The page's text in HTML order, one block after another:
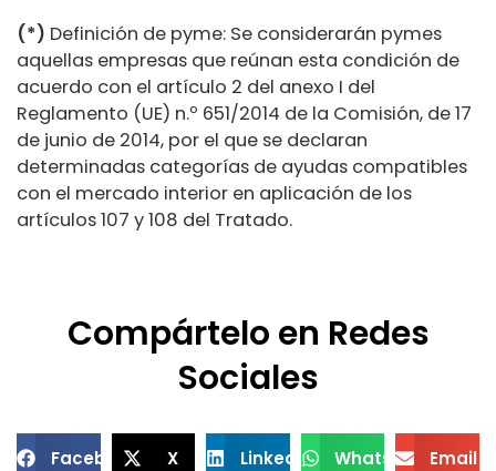
(*) Definición de pyme: Se considerarán pymes
aquellas empresas que reúnan esta condición de
acuerdo con el artículo 2 del anexo I del
Reglamento (UE) n.º 651/2014 de la Comisión, de 17
de junio de 2014, por el que se declaran
determinadas categorías de ayudas compatibles
con el mercado interior en aplicación de los
artículos 107 y 108 del Tratado.
Compártelo en Redes
Sociales
Facebook X LinkedIn WhatsApp Email